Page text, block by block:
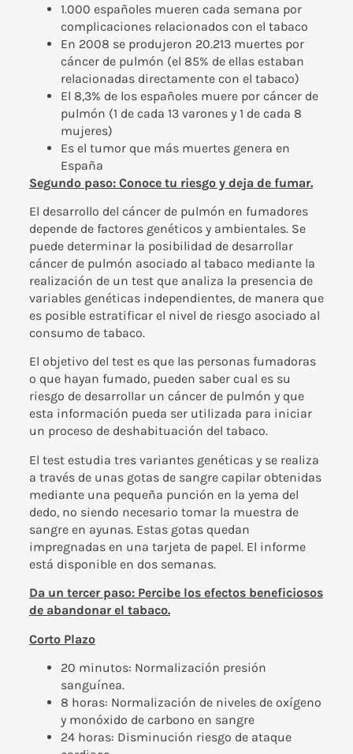
1.000 españoles mueren cada semana por
complicaciones relacionados con el tabaco
En 2008 se produjeron 20.213 muertes por
cáncer de pulmón (el 85% de ellas estaban
relacionadas directamente con el tabaco)
El 8,3% de los españoles muere por cáncer de
pulmón (1 de cada 13 varones y 1 de cada 8
mujeres)
Es el tumor que más muertes genera en
España
Segundo paso: Conoce tu riesgo y deja de fumar.
El desarrollo del cáncer de pulmón en fumadores
depende de factores genéticos y ambientales. Se
puede determinar la posibilidad de desarrollar
cáncer de pulmón asociado al tabaco mediante la
realización de un test que analiza la presencia de
variables genéticas independientes, de manera que
es posible estratificar el nivel de riesgo asociado al
consumo de tabaco.
El objetivo del test es que las personas fumadoras
o que hayan fumado, pueden saber cual es su
riesgo de desarrollar un cáncer de pulmón y que
esta información pueda ser utilizada para iniciar
un proceso de deshabituación del tabaco.
El test estudia tres variantes genéticas y se realiza
a través de unas gotas de sangre capilar obtenidas
mediante una pequeña punción en la yema del
dedo, no siendo necesario tomar la muestra de
sangre en ayunas. Estas gotas quedan
impregnadas en una tarjeta de papel. El informe
está disponible en dos semanas.
Da un tercer paso: Percibe los efectos beneficiosos
de abandonar el tabaco.
Corto Plazo
20 minutos: Normalización presión
sanguínea.
8 horas: Normalización de niveles de oxígeno
y monóxido de carbono en sangre
24 horas: Disminución riesgo de ataque